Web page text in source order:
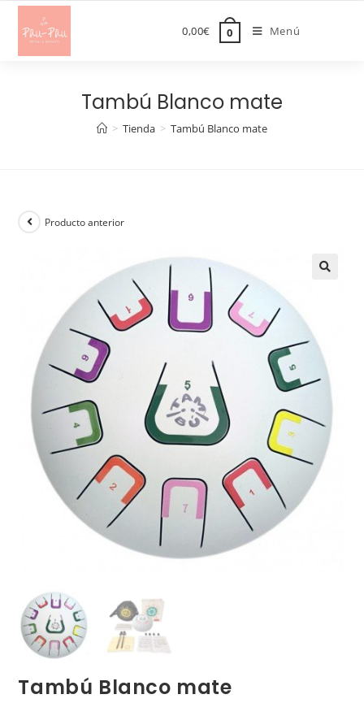
Saltar
0,00€ 0 Menú
Tambú Blanco mate
> Tienda > Tambú Blanco mate
Producto anterior
Tambú Blanco mate